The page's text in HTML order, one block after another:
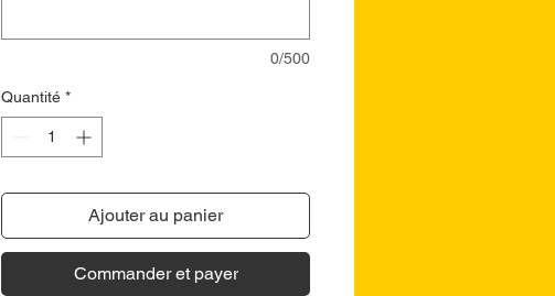
0/500
Quantité *
Ajouter au panier
Commander et payer